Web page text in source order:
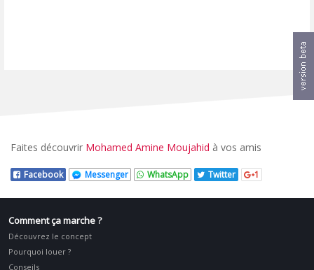
Faites découvrir Mohamed Amine Moujahid à vos amis
Facebook Messenger WhatsApp Twitter 1
Comment ça marche ?
Découvrez le concept
Pourquoi louer ?
Conseils